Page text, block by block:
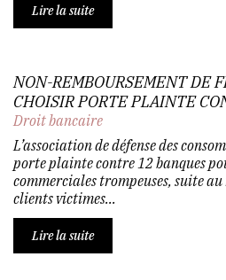
Lire la suite
NON-REMBOURSEMENT DE
CHOISIR PORTE PLAINTE
Droit bancaire
L’association de défense des
porte plainte contre 12 banques
commerciales trompeuses, suite
clients victimes...
Lire la suite